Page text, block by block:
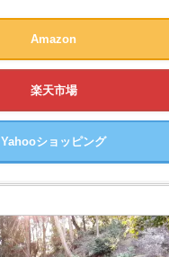
Amazon
楽天市場
Yahooショッピング